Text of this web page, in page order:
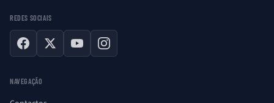
REDES SOCIAIS
Facebook
X YouTubeInstagram
NAVEGAÇÃO